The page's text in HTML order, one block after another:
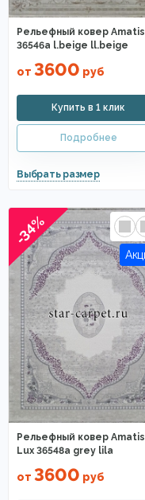
Рельефный ковер Amatis
36546a l.beige ll.beige
от 3600 руб
-34%
Рельефный ковер Amatis
Lux 36548a grey lila
от 3600 руб